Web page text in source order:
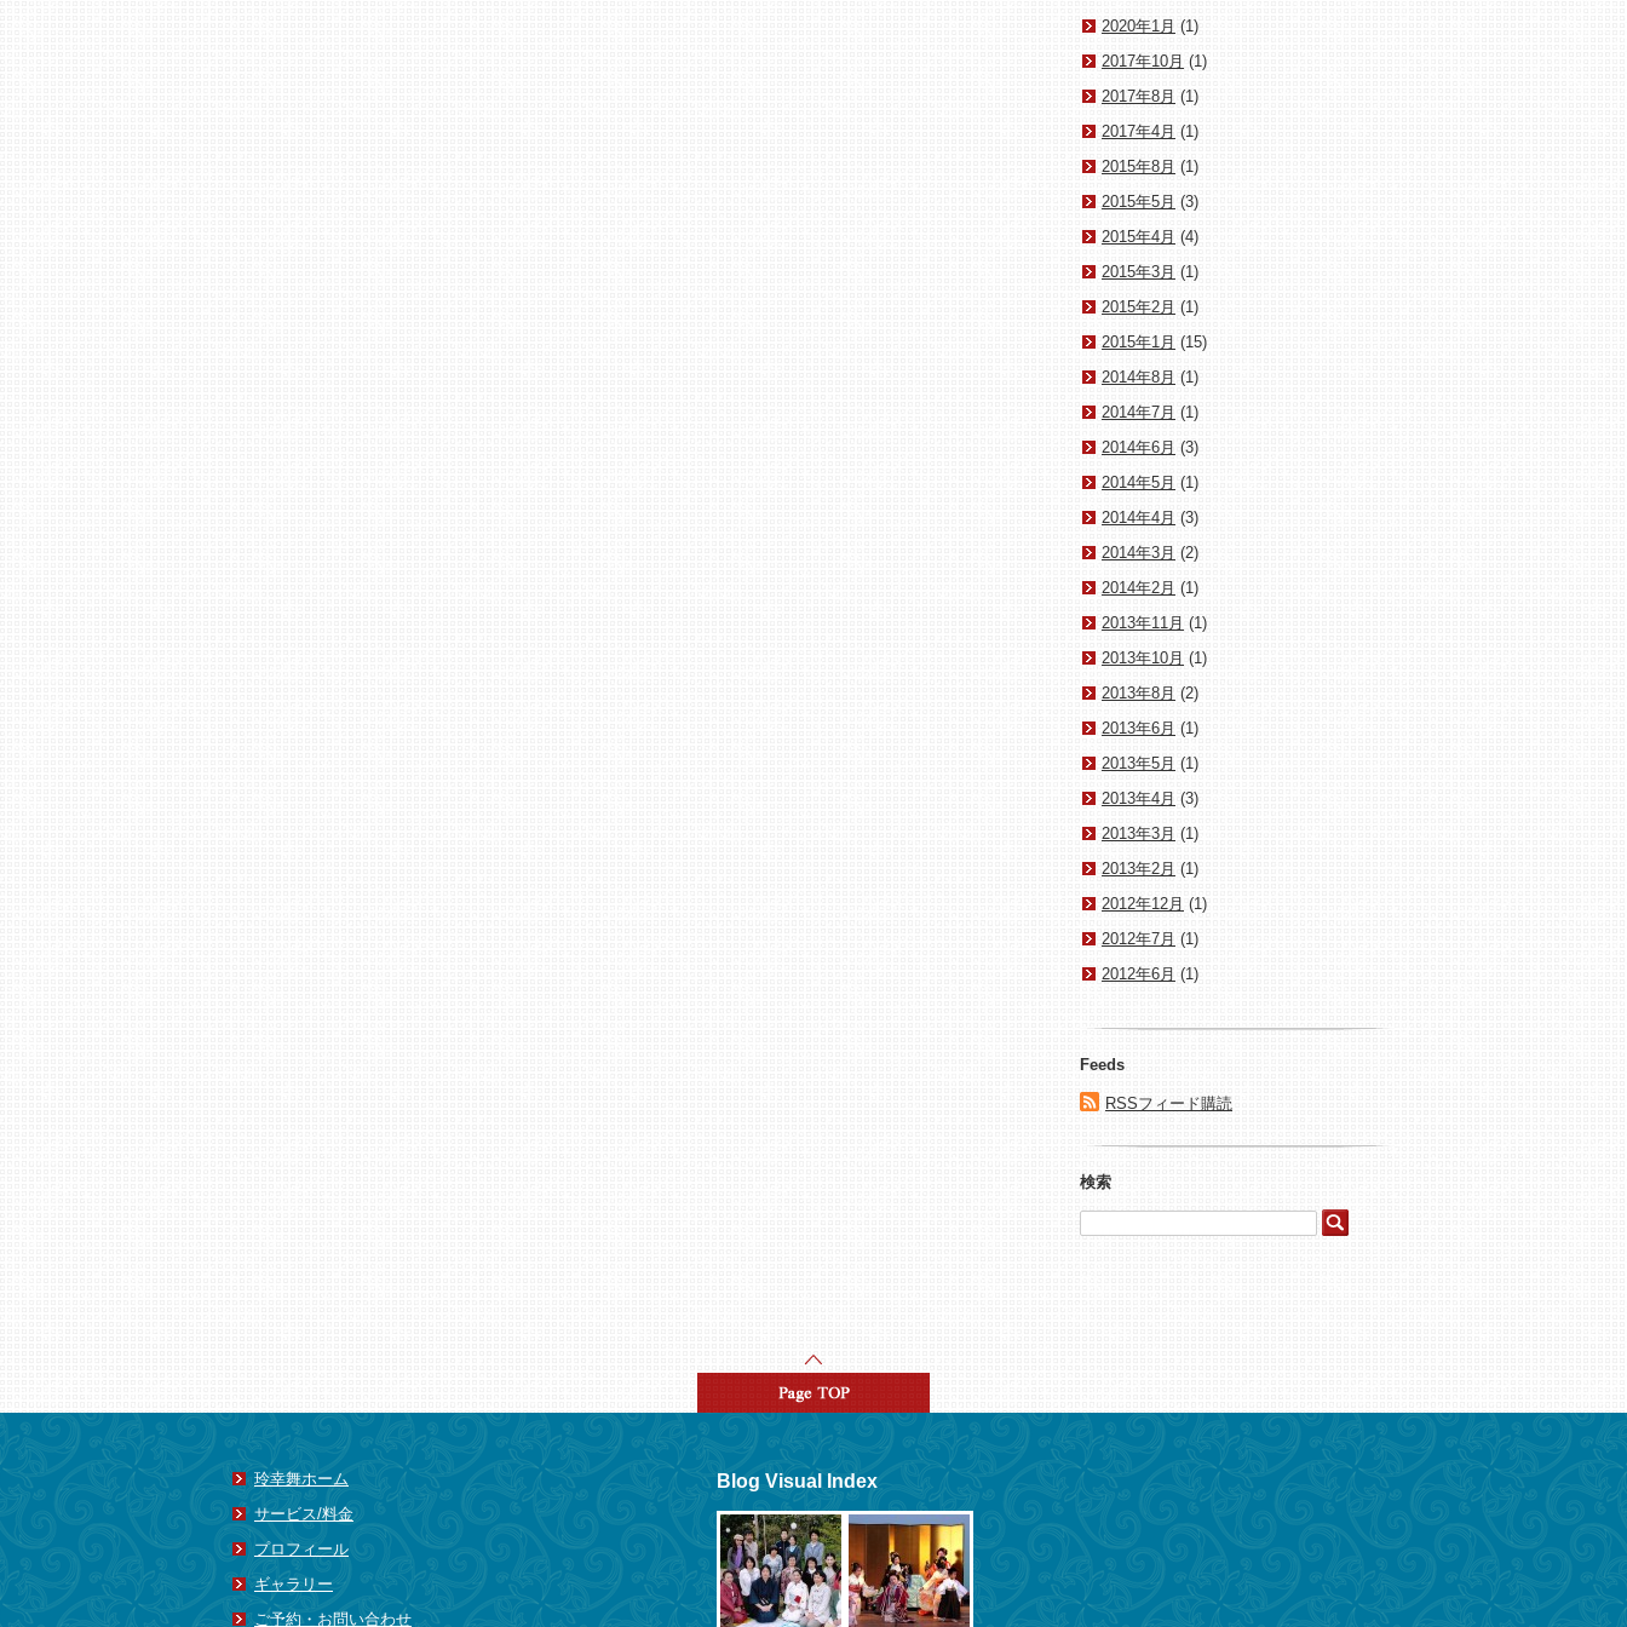
2020年1月 (1)
2017年10月 (1)
2017年8月 (1)
2017年4月 (1)
2015年8月 (1)
2015年5月 (3)
2015年4月 (4)
2015年3月 (1)
2015年2月 (1)
2015年1月 (15)
2014年8月 (1)
2014年7月 (1)
2014年6月 (3)
2014年5月 (1)
2014年4月 (3)
2014年3月 (2)
2014年2月 (1)
2013年11月 (1)
2013年10月 (1)
2013年8月 (2)
2013年6月 (1)
2013年5月 (1)
2013年4月 (3)
2013年3月 (1)
2013年2月 (1)
2012年12月 (1)
2012年7月 (1)
2012年6月 (1)
Feeds
RSSフィード購読
検索
玲幸舞ホーム
サービス/料金
プロフィール
ギャラリー
ご予約・お問い合わせ
Blog Visual Index